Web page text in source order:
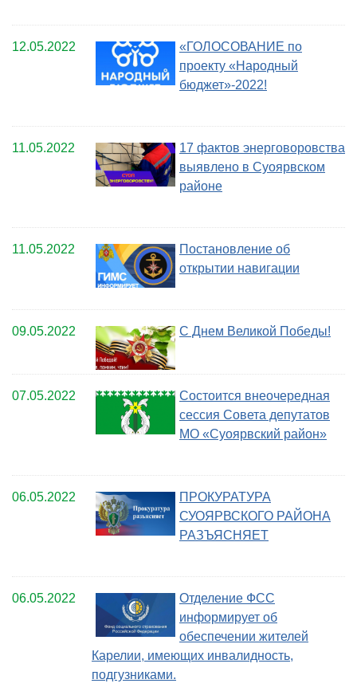
12.05.2022
«ГОЛОСОВАНИЕ по
проекту «Народный
бюджет»-2022!
11.05.2022
17 фактов энерговоровства
выявлено в Суоярвском
районе
11.05.2022
Постановление об
открытии навигации
09.05.2022 С Днем Великой Победы!
07.05.2022
Состоится внеочередная
сессия Совета депутатов
МО «Суоярвский район»
06.05.2022
ПРОКУРАТУРА
СУОЯРВСКОГО РАЙОНА
РАЗЪЯСНЯЕТ
06.05.2022
Отделение ФСС
информирует об
обеспечении жителей
Карелии, имеющих инвалидность,
подгузниками.